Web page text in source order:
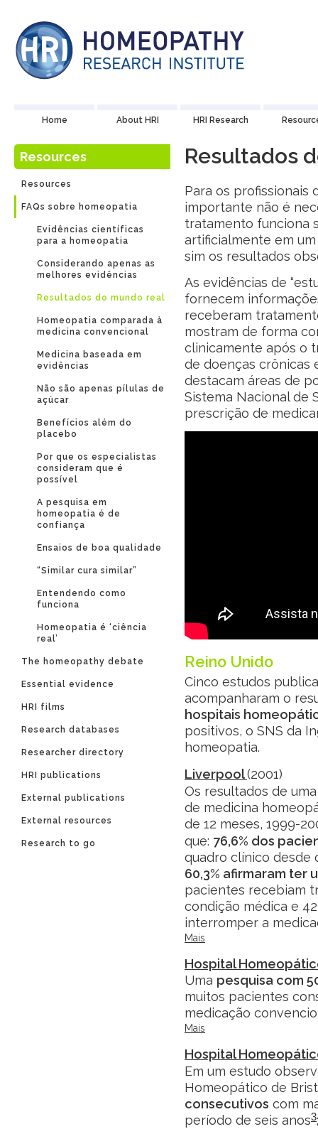
Home About HRI HRI Research
Resources
Resources
FAQs sobre homeopatia
Evidências científicas
para a homeopatia
Considerando apenas as
melhores evidências
Resultados do mundo real
Homeopatia comparada à
medicina convencional
Medicina baseada em
evidências
Não são apenas pílulas de
açúcar
Benefícios além do
placebo
Por que os especialistas
consideram que é
possível
A pesquisa em
homeopatia é de
confiança
Ensaios de boa qualidade
“Similar cura similar”
Entendendo como
funciona
Homeopatia é ‘ciência
real’
The homeopathy debate
Essential evidence
HRI films
Research databases
Researcher directory
HRI publications
External publications
External resources
Research to go
Resultados
Para os profissionais
importante não é
tratamento funciona
artificialmente em um
sim os resultados
As evidências de
fornecem
receberam
mostram de forma
clinicamente após o
de doenças crônicas
destacam áreas de
Sistema Nacional de
prescrição de
Reino Unido
Cinco estudos
acompanharam o
hospitais
positivos, o SNS da
homeopatia.
Liverpool(2001)
Os resultados de
de medicina
de 12 meses, 1999-
que: 76,6% dos
quadro clínico desde
60,3% afirmaram ter
pacientes recebiam
condição médica e
interromper a
Mais
Hospital
Uma pesquisa com
muitos pacientes
medicação
Mais
Hospital
Em um estudo
Homeopático de
consecutivos com
período de seis anos3